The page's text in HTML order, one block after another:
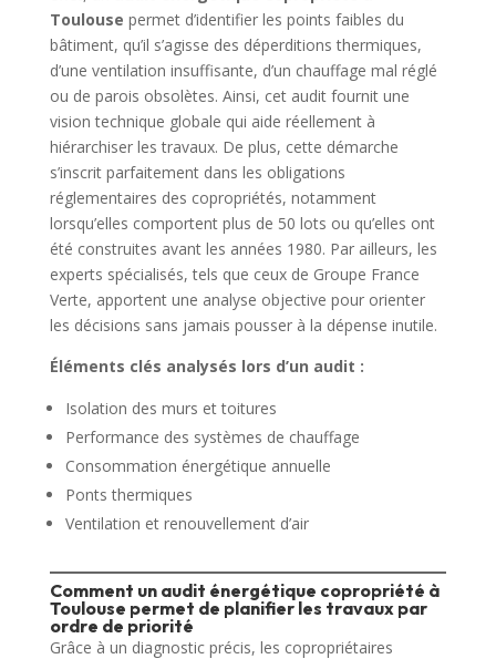
Toulouse permet d’identifier les points faibles du
bâtiment, qu’il s’agisse des déperditions thermiques,
d’une ventilation insuffisante, d’un chauffage mal réglé
ou de parois obsolètes. Ainsi, cet audit fournit une
vision technique globale qui aide réellement à
hiérarchiser les travaux. De plus, cette démarche
s’inscrit parfaitement dans les obligations
réglementaires des copropriétés, notamment
lorsqu’elles comportent plus de 50 lots ou qu’elles ont
été construites avant les années 1980. Par ailleurs, les
experts spécialisés, tels que ceux de Groupe France
Verte, apportent une analyse objective pour orienter
les décisions sans jamais pousser à la dépense inutile.
Éléments clés analysés lors d’un audit :
Isolation des murs et toitures
Performance des systèmes de chauffage
Consommation énergétique annuelle
Ponts thermiques
Ventilation et renouvellement d’air
Comment un audit énergétique copropriété à
Toulouse permet de planifier les travaux par
ordre de priorité
Grâce à un diagnostic précis, les copropriétaires